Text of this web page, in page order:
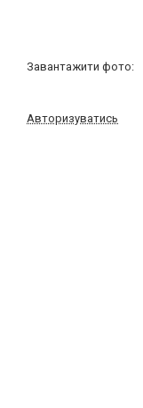
Завантажити фото:
Авторизуватись